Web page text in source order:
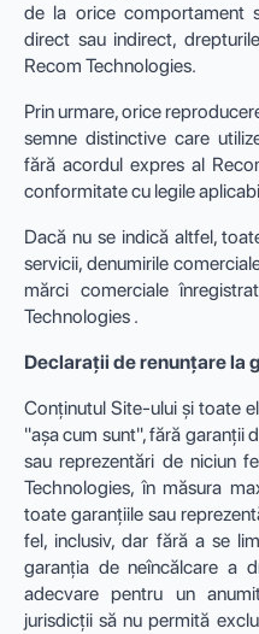
de la orice comportament
direct sau indirect,
Recom Technologies.
Prin urmare, orice
semne distinctive care
fără acordul expres al
conformitate cu legile
Dacă nu se indică altfel,
servicii, denumirile
mărci comerciale
Technologies .
Declarații de renunțare la
Conținutul Site-ului și toate
"așa cum sunt", fără garanții
sau reprezentări de niciun
Technologies, în măsura
toate garanțiile sau
fel, inclusiv, dar fără a se
garanția de neîncălcare a
adecvare pentru un
jurisdicții să nu permită